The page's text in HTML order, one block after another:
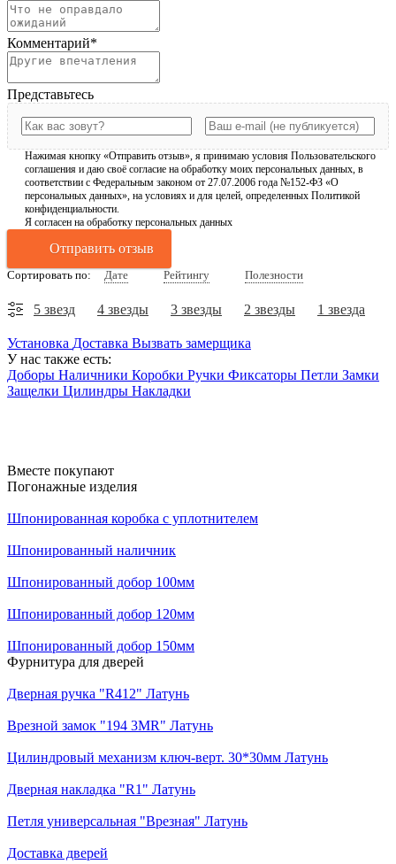
Комментарий*
Представьтесь
Нажимая кнопку «Отправить отзыв», я принимаю условия Пользовательского
соглашения и даю своё согласие на обработку моих персональных данных, в
соответствии с Федеральным законом от 27.07.2006 года №152-ФЗ «О
персональных данных», на условиях и для целей, определенных Политикой
конфиденциальности.
Я согласен на обработку персональных данных
Отправить отзыв
Сортировать по: Дате Рейтингу Полезности
5 звезд 4 звезды 3 звезды 2 звезды 1 звезда
Установка Доставка Вызвать замерщика
У нас также есть:
Доборы Наличники Коробки Ручки Фиксаторы Петли Замки
Защелки Цилиндры Накладки
Вместе покупают
Погонажные изделия
Шпонированная коробка с уплотнителем
Шпонированный наличник
Шпонированный добор 100мм
Шпонированный добор 120мм
Шпонированный добор 150мм
Фурнитура для дверей
Дверная ручка "R412" Латунь
Врезной замок "194 3MR" Латунь
Цилиндровый механизм ключ-верт. 30*30мм Латунь
Дверная накладка "R1" Латунь
Петля универсальная "Врезная" Латунь
Доставка дверей